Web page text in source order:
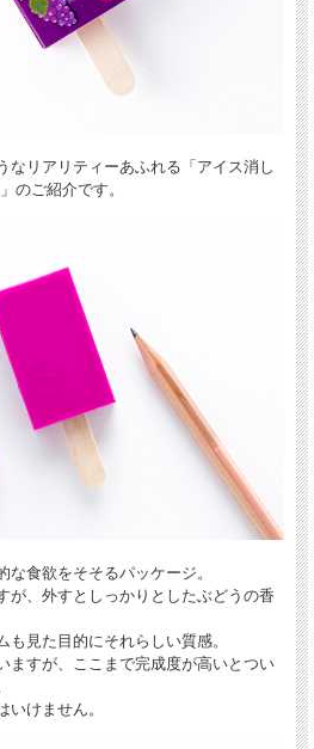
なリアリティーあふれる「アイス消し
のご紹介です。
食欲をそそるパッケージ。
が、外すとしっかりとしたぶどうの香
見た目的にそれらしい質感。
ますが、ここまで完成度が高いとつい
けません。